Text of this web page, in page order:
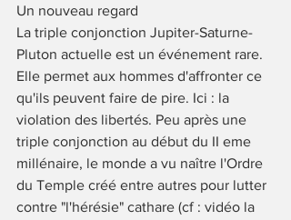
Un nouveau regard
La triple conjonction Jupiter-Saturne-
Pluton actuelle est un événement rare.
Elle permet aux hommes d'affronter ce
qu'ils peuvent faire de pire. Ici : la
violation des libertés. Peu après une
triple conjonction au début du II eme
millénaire, le monde a vu naître l'Ordre
du Temple créé entre autres pour lutter
contre "l'hérésie" cathare (cf : vidéo la